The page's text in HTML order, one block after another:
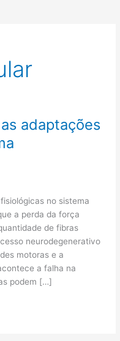
adaptações
no sistema
a perda da força
de fibras
neurodegenerativo
motoras e a
a falha na
podem […]